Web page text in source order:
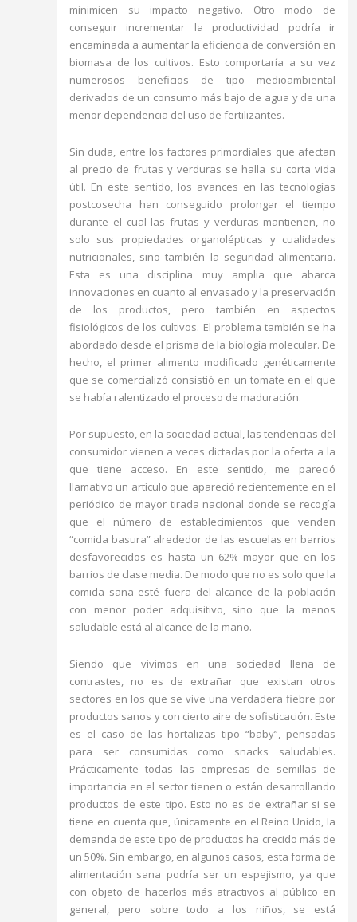
minimicen su impacto negativo. Otro modo de
conseguir incrementar la productividad podría ir
encaminada a aumentar la eficiencia de conversión en
biomasa de los cultivos. Esto comportaría a su vez
numerosos beneficios de tipo medioambiental
derivados de un consumo más bajo de agua y de una
menor dependencia del uso de fertilizantes.
Sin duda, entre los factores primordiales que afectan
al precio de frutas y verduras se halla su corta vida
útil. En este sentido, los avances en las tecnologías
postcosecha han conseguido prolongar el tiempo
durante el cual las frutas y verduras mantienen, no
solo sus propiedades organolépticas y cualidades
nutricionales, sino también la seguridad alimentaria.
Esta es una disciplina muy amplia que abarca
innovaciones en cuanto al envasado y la preservación
de los productos, pero también en aspectos
fisiológicos de los cultivos. El problema también se ha
abordado desde el prisma de la biología molecular. De
hecho, el primer alimento modificado genéticamente
que se comercializó consistió en un tomate en el que
se había ralentizado el proceso de maduración.
Por supuesto, en la sociedad actual, las tendencias del
consumidor vienen a veces dictadas por la oferta a la
que tiene acceso. En este sentido, me pareció
llamativo un artículo que apareció recientemente en el
periódico de mayor tirada nacional donde se recogía
que el número de establecimientos que venden
“comida basura” alrededor de las escuelas en barrios
desfavorecidos es hasta un 62% mayor que en los
barrios de clase media. De modo que no es solo que la
comida sana esté fuera del alcance de la población
con menor poder adquisitivo, sino que la menos
saludable está al alcance de la mano.
Siendo que vivimos en una sociedad llena de
contrastes, no es de extrañar que existan otros
sectores en los que se vive una verdadera fiebre por
productos sanos y con cierto aire de sofisticación. Este
es el caso de las hortalizas tipo “baby”, pensadas
para ser consumidas como snacks saludables.
Prácticamente todas las empresas de semillas de
importancia en el sector tienen o están desarrollando
productos de este tipo. Esto no es de extrañar si se
tiene en cuenta que, únicamente en el Reino Unido, la
demanda de este tipo de productos ha crecido más de
un 50%. Sin embargo, en algunos casos, esta forma de
alimentación sana podría ser un espejismo, ya que
con objeto de hacerlos más atractivos al público en
general, pero sobre todo a los niños, se está